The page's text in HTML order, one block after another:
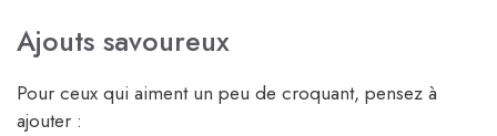
Ajouts savoureux
Pour ceux qui aiment un peu de croquant, pensez à
ajouter :